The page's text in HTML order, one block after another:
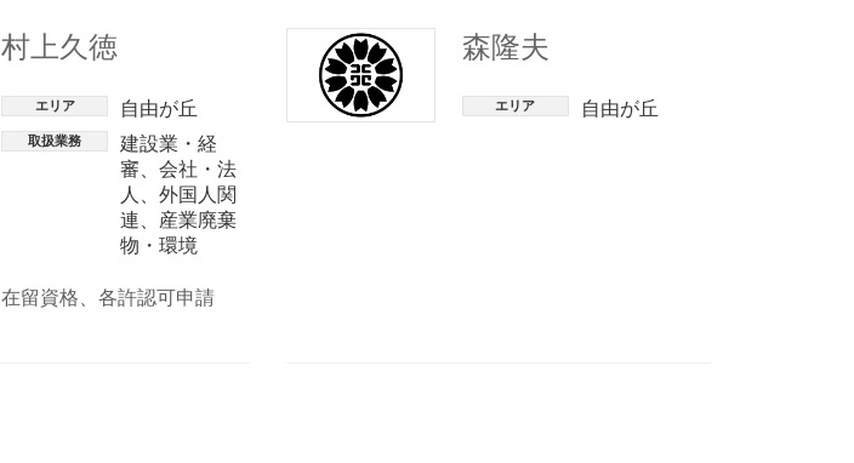
村上久徳
エリア 自由が丘
取扱業務
建設業・経
審 、会社・法
人
、外国人関
連
産業廃棄
物・環境
在留資格、各許認可申請
森隆夫
エリア 自由が丘